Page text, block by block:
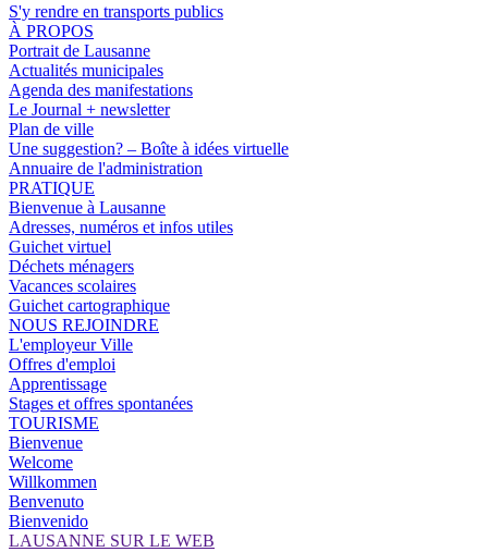
S'y rendre en transports publics
À PROPOS
Portrait de Lausanne
Actualités municipales
Agenda des manifestations
Le Journal + newsletter
Plan de ville
Une suggestion? – Boîte à idées virtuelle
Annuaire de l'administration
PRATIQUE
Bienvenue à Lausanne
Adresses, numéros et infos utiles
Guichet virtuel
Déchets ménagers
Vacances scolaires
Guichet cartographique
NOUS REJOINDRE
L'employeur Ville
Offres d'emploi
Apprentissage
Stages et offres spontanées
TOURISME
Bienvenue
Welcome
Willkommen
Benvenuto
Bienvenido
LAUSANNE SUR LE WEB